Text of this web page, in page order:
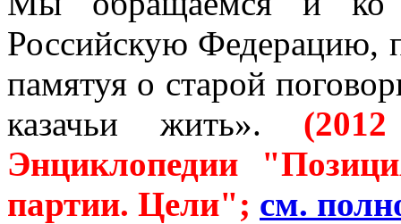
Российскую Федерацию,
памятуя о старой
казачьи жить».
Энциклопедии
партии. Цели"; см.